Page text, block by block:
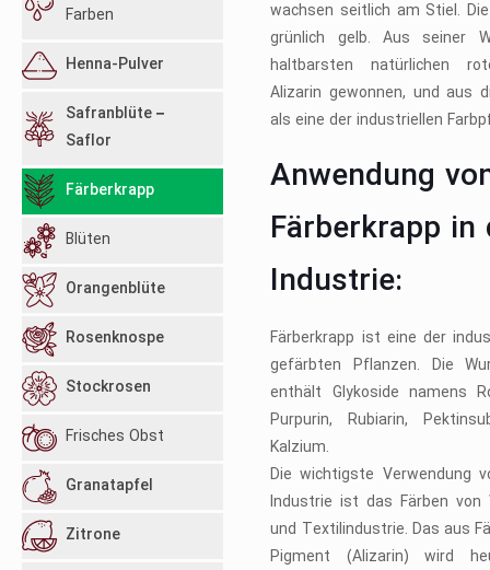
wachsen seitlich am Stiel.
grünlich gelb. Aus seiner
haltbarsten natürlichen
Alizarin gewonnen, und aus
als eine der industriellen
Anwendung
Färberkrapp in
Industrie:
Färberkrapp ist eine der
gefärbten Pflanzen. Die
enthält Glykoside namens
Purpurin, Rubiarin,
Kalzium.
Die wichtigste Verwendung
Industrie ist das Färben von
und Textilindustrie. Das aus
Pigment (Alizarin) wird
Farben
Henna-Pulver
Safranblüte –
Saflor
Färberkrapp
Blüten
Orangenblüte
Rosenknospe
Stockrosen
Frisches Obst
Granatapfel
Zitrone